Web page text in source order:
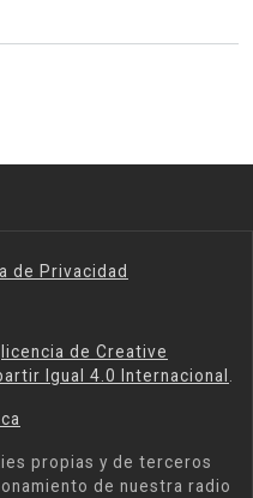
de Privacidad
licencia de Creative
Igual 4.0 Internacional .
propias y de terceros
de nuestra radio